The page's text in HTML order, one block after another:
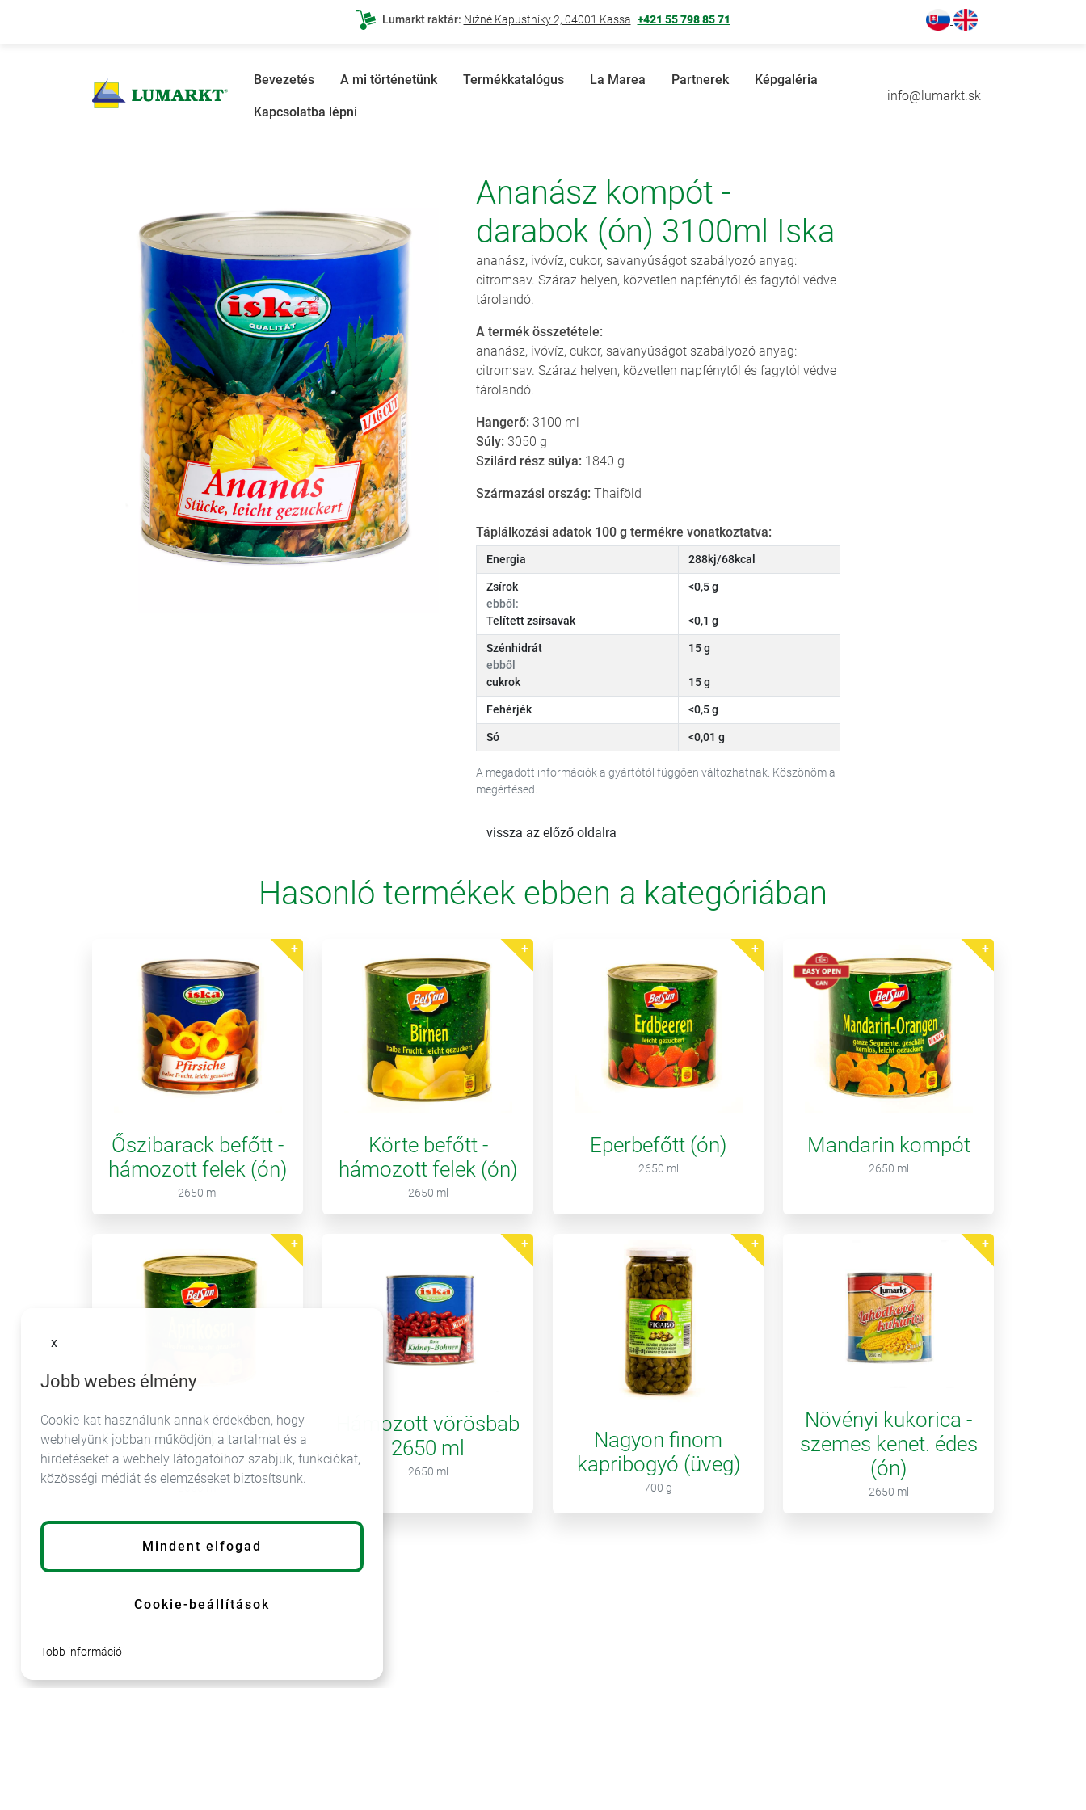
Lumarkt raktár: Nižné Kapustníky 2, 04001 Kassa +421 55 798 85 71
Bevezetés A mi történetünk Termékkatalógus La Marea Partnerek Képgaléria
Kapcsolatba lépni
info@lumarkt.sk
+421 55 798 28
Ananász kompót -
darabok (ón) 3100ml Iska
ananász, ivóvíz, cukor, savanyúságot szabályozó anyag:
citromsav. Száraz helyen, közvetlen napfénytől és fagytól védve
tárolandó.
A termék összetétele:
ananász, ivóvíz, cukor, savanyúságot szabályozó anyag:
citromsav. Száraz helyen, közvetlen napfénytől és fagytól védve
tárolandó.
Hangerő: 3100 ml
Súly: 3050 g
Szilárd rész súlya: 1840 g
Származási ország: Thaiföld
Táplálkozási adatok 100 g termékre vonatkoztatva:
Energia 288kj/68kcal
Zsírok
ebből:
Telített zsírsavak
<0,5 g
<0,1 g
Szénhidrát
ebből
cukrok
15 g
15 g
Fehérjék <0,5 g
Só <0,01 g
A megadott információk a gyártótól függően változhatnak. Köszönöm a
megértésed.
vissza az előző oldalra
Hasonló termékek ebben a kategóriában
Őszibarack befőtt -
hámozott felek (ón)
2650 ml
Körte befőtt -
hámozott felek (ón)
2650 ml
Eperbefőtt (ón)
2650 ml
Mandarin kompót
2650 ml
Sárgabarack befőtt -
fél
Hámozott vörösbab
2650 ml
2650 ml
Nagyon finom
kapribogyó (üveg)
700 g
Növényi kukorica -
szemes kenet. édes
(ón)
2650 ml
x
Jobb webes élmény
Cookie-kat használunk annak érdekében, hogy
webhelyünk jobban működjön, a tartalmat és a
hirdetéseket a webhely látogatóihoz szabjuk, funkciókat,
közösségi médiát és elemzéseket biztosítsunk.
Mindent elfogad
Cookie-beállítások
Több információ